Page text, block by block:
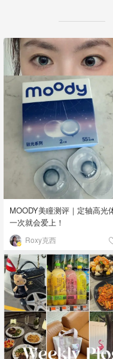
MOODY美瞳测评｜定轴高光
一次就会爱上！
Roxy克西